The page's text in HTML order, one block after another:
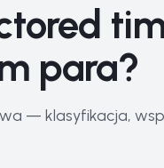
para?
— klasyfikacja,